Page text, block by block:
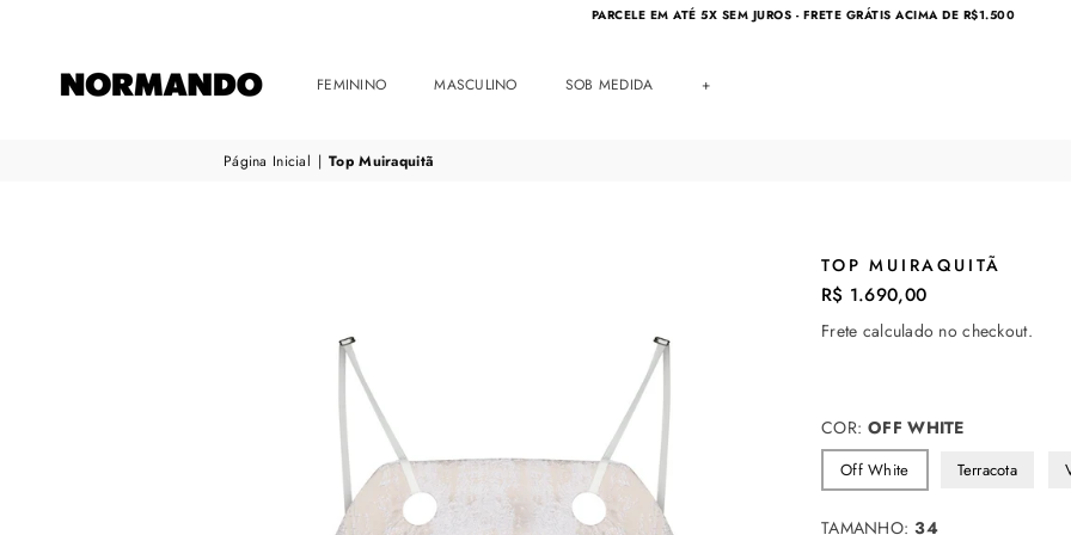
PARCELE EM ATÉ 5X SEM JUROS - FRETE GRÁTIS ACIMA DE R$1.500
NORMANDO
FEMININO MASCULINO SOB MEDIDA +
Página Inicial | Top Muiraquitã
TOP MUIRAQUITÃ
Preço
normal
R$ 1.690,00
Frete calculado no checkout.
COR: OFF WHITE
Off White Terracota
TAMANHO: 34